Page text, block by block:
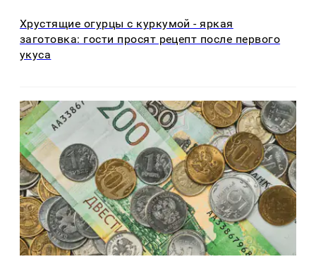
Хрустящие огурцы с куркумой - яркая
заготовка: гости просят рецепт после первого
укуса